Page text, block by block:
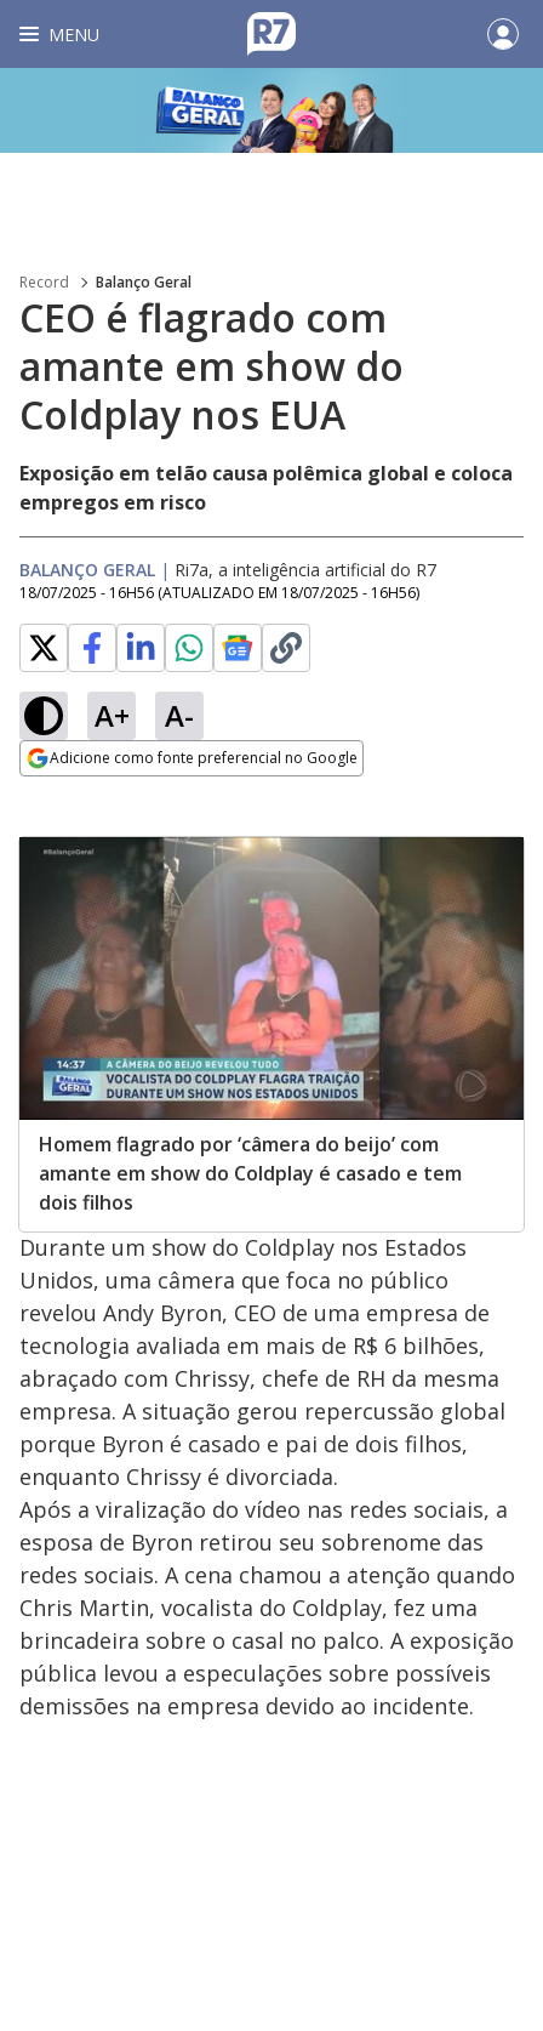
MENU
Record Balanço Geral
CEO é flagrado com
amante em show do
Coldplay nos EUA
Exposição em telão causa polêmica global e coloca
empregos em risco
BALANÇO GERAL | Ri7a, a inteligência artificial do R7
18/07/2025 - 16H56 (ATUALIZADO EM 18/07/2025 - 16H56)
A+ A-
Adicione como fonte preferencial no Google
Homem flagrado por ‘câmera do beijo’ com
amante em show do Coldplay é casado e tem
dois filhos
Durante um show do Coldplay nos Estados
Unidos, uma câmera que foca no público
revelou Andy Byron, CEO de uma empresa de
tecnologia avaliada em mais de R$ 6 bilhões,
abraçado com Chrissy, chefe de RH da mesma
empresa. A situação gerou repercussão global
porque Byron é casado e pai de dois filhos,
enquanto Chrissy é divorciada.
Após a viralização do vídeo nas redes sociais, a
esposa de Byron retirou seu sobrenome das
redes sociais. A cena chamou a atenção quando
Chris Martin, vocalista do Coldplay, fez uma
brincadeira sobre o casal no palco. A exposição
pública levou a especulações sobre possíveis
demissões na empresa devido ao incidente.